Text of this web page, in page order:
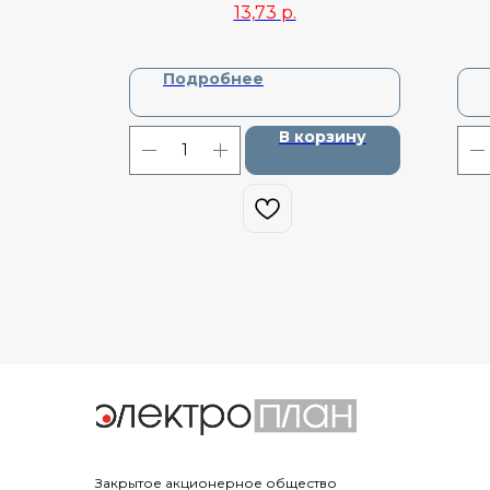
DA88830
13,73 р.
Подробнее
В корзину
Закрытое акционерное общество